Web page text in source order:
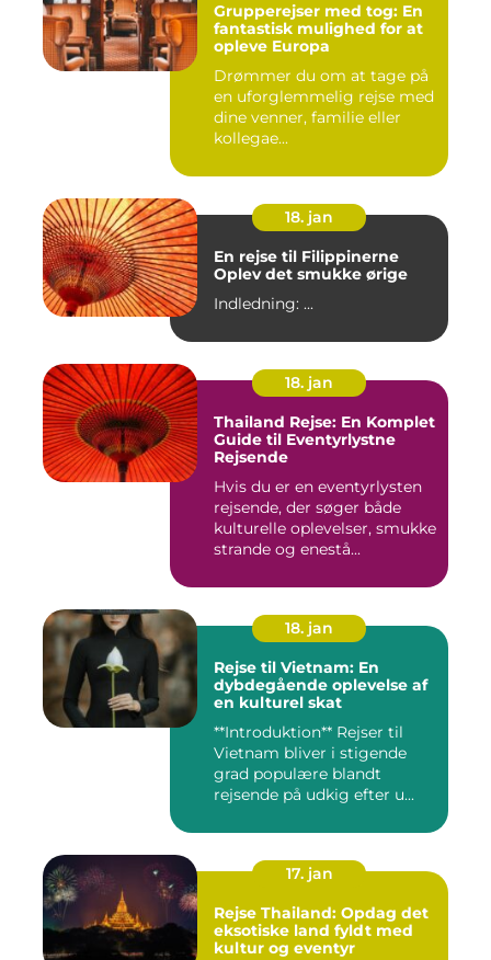
Grupperejser med tog: En
fantastisk mulighed for at
opleve Europa
Drømmer du om at tage på
en uforglemmelig rejse med
dine venner, familie eller
kollegae...
18. jan
En rejse til Filippinerne
Oplev det smukke ørige
Indledning: ...
18. jan
Thailand Rejse: En Komplet
Guide til Eventyrlystne
Rejsende
Hvis du er en eventyrlysten
rejsende, der søger både
kulturelle oplevelser, smukke
strande og enestå...
18. jan
Rejse til Vietnam: En
dybdegående oplevelse af
en kulturel skat
**Introduktion** Rejser til
Vietnam bliver i stigende
grad populære blandt
rejsende på udkig efter u...
17. jan
Rejse Thailand: Opdag det
eksotiske land fyldt med
kultur og eventyr